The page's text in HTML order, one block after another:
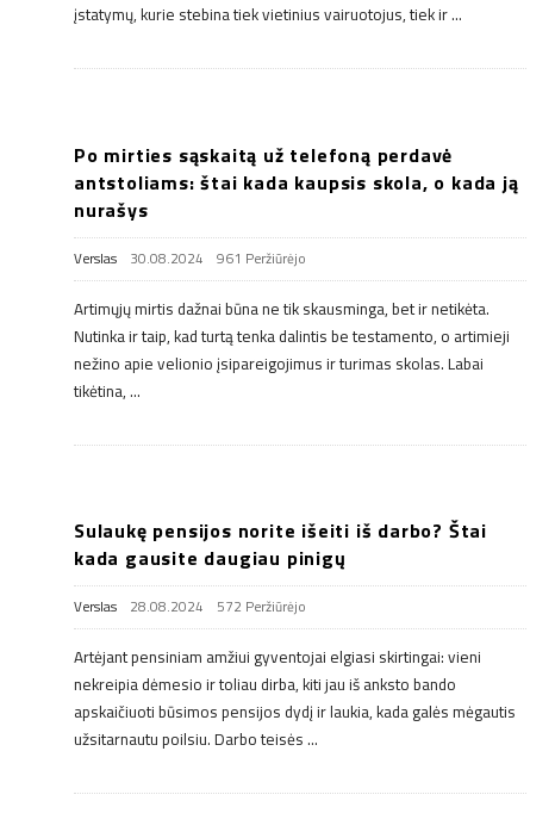
įstatymų, kurie stebina tiek vietinius vairuotojus, tiek ir…
Po mirties sąskaitą už telefoną perdavė
antstoliams: štai kada kaupsis skola, o kada ją
nurašys
Verslas 30.08.2024 961 Peržiūrėjo
Artimųjų mirtis dažnai būna ne tik skausminga, bet ir netikėta.
Nutinka ir taip, kad turtą tenka dalintis be testamento, o artimieji
nežino apie velionio įsipareigojimus ir turimas skolas. Labai
tikėtina, …
Sulaukę pensijos norite išeiti iš darbo? Štai
kada gausite daugiau pinigų
Verslas 28.08.2024 572 Peržiūrėjo
Artėjant pensiniam amžiui gyventojai elgiasi skirtingai: vieni
nekreipia dėmesio ir toliau dirba, kiti jau iš anksto bando
apskaičiuoti būsimos pensijos dydį ir laukia, kada galės mėgautis
užsitarnautu poilsiu. Darbo teisės …